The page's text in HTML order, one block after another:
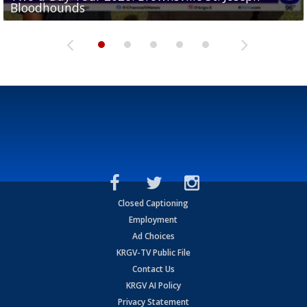
Bloodhounds
Bloodhounds
Two-a-Day Tour 2026: Sharyland Rattlers
Tavian Cord
Two-a-Day Tour 2026: Raymondville Bearkats
Closed Captioning
Employment
Ad Choices
KRGV-TV Public File
Contact Us
KRGV AI Policy
Privacy Statement